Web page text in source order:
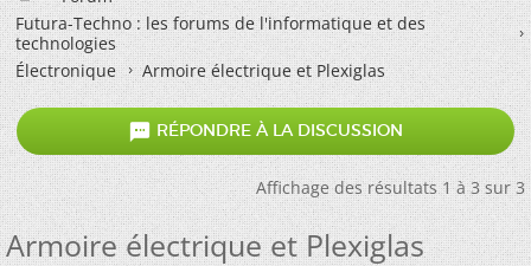
Futura-Techno : les forums de l'informatique et des
technologies
Électronique
Armoire électrique et Plexiglas
 RÉPONDRE À LA DISCUSSION
Affichage des résultats 1 à 3 sur 3
Armoire électrique et Plexiglas